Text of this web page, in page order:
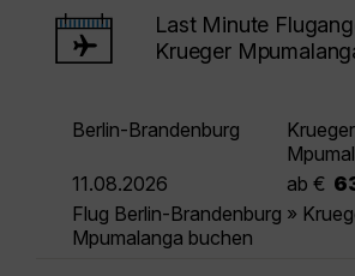
Last Minute
Krueger
Berlin-Brandenburg
Krueger
11.08.2026
ab €
Flug Berlin-Brandenburg »
Mpumalanga buchen